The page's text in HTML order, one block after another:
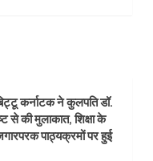
बिट्टू कर्नाटक ने कुलपति डॉ.
से की मुलाकात, शिक्षा के
पाठ्यक्रमों पर हुई